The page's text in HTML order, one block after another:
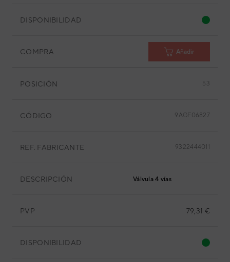
DISPONIBILIDAD
COMPRA Añadir
POSICIÓN 53
CÓDIGO 9AGF06827
REF. FABRICANTE 9322444011
DESCRIPCIÓN Válvula 4 vías
PVP 79,31 €
DISPONIBILIDAD